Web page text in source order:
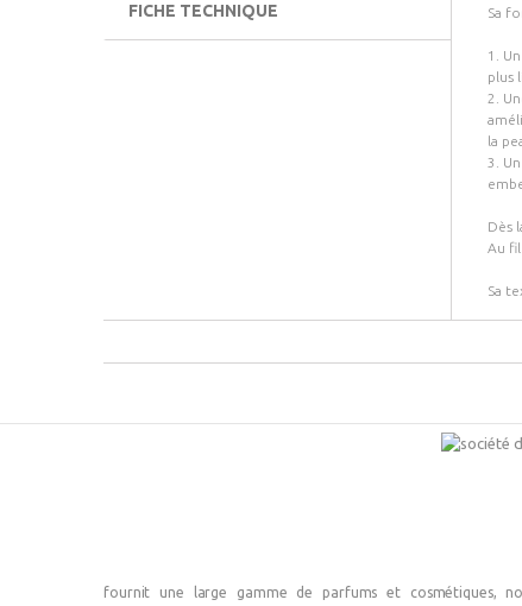
FICHE TECHNIQUE Sa
1.
plus
2.
la
3.
Dès
Au
Sa
fournit une large gamme de parfums et cosmétiques,